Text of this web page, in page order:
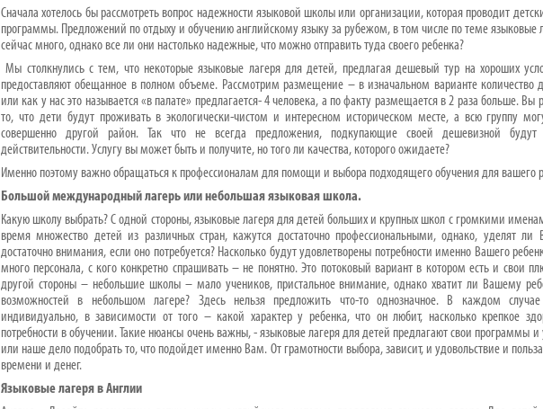
Сначала хотелось бы рассмотреть вопрос надежности языковой школы или организации, которая проводит
программы. Предложений по отдыху и обучению английскому языку за рубежом, в том числе по теме языковые
сейчас много, однако все ли они настолько надежные, что можно отправить туда своего ребенка?
Мы столкнулись с тем, что некоторые языковые лагеря для детей, предлагая дешевый тур на хороших
предоставляют обещанное в полном объеме. Рассмотрим размещение – в изначальном варианте количество
или как у нас это называется «в палате» предлагается- 4 человека, а по факту размещается в 2 раза больше. Вы
то, что дети будут проживать в экологически-чистом и интересном историческом месте, а всю группу
совершенно другой район. Так что не всегда предложения, подкупающие своей дешевизной будут
действительности. Услугу вы может быть и получите, но того ли качества, которого ожидаете?
Именно поэтому важно обращаться к профессионалам для помощи и выбора подходящего обучения для вашего
Большой международный лагерь или небольшая языковая школа.
Какую школу выбрать? С одной стороны, языковые лагеря для детей больших и крупных школ с громкими
время множество детей из различных стран, кажутся достаточно профессиональными, однако, уделят ли
достаточно внимания, если оно потребуется? Насколько будут удовлетворены потребности именно Вашего
много персонала, с кого конкретно спрашивать – не понятно. Это потоковый вариант в котором есть и свои
другой стороны – небольшие школы – мало учеников, пристальное внимание, однако хватит ли Вашему
возможностей в небольшом лагере? Здесь нельзя предложить что-то однозначное. В каждом
индивидуально, в зависимости от того – какой характер у ребенка, что он любит, насколько крепкое
потребности в обучении. Такие нюансы очень важны, - языковые лагеря для детей предлагают свои программы
или наше дело подобрать то, что подойдет именно Вам. От грамотности выбора, зависит, и удовольствие и
времени и денег.
Языковые лагеря в Англии